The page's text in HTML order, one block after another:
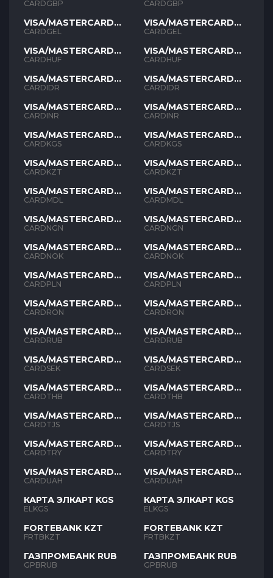
GBP
CARDGBP
VISA/MASTERCARD
GEL
CARDGEL
VISA/MASTERCARD
HUF
CARDHUF
VISA/MASTERCARD
IDR
CARDIDR
VISA/MASTERCARD
INR
CARDINR
VISA/MASTERCARD
KGS
CARDKGS
VISA/MASTERCARD
KZT
CARDKZT
VISA/MASTERCARD
MDL
CARDMDL
VISA/MASTERCARD
NGN
CARDNGN
VISA/MASTERCARD
NOK
CARDNOK
VISA/MASTERCARD
PLN
CARDPLN
VISA/MASTERCARD
RON
CARDRON
VISA/MASTERCARD
RUB
CARDRUB
VISA/MASTERCARD
SEK
CARDSEK
VISA/MASTERCARD
THB
CARDTHB
VISA/MASTERCARD
TJS
CARDTJS
VISA/MASTERCARD
TYR
CARDTRY
VISA/MASTERCARD
UAH
CARDUAH
КАРТА ЭЛКАРТ KGS
ELKGS
FORTEBANK KZT
FRTBKZT
ГАЗПРОМБАНК RUB
GPBRUB
GBP
CARDGBP
VISA/MASTERCARD
GEL
CARDGEL
VISA/MASTERCARD
HUF
CARDHUF
VISA/MASTERCARD
IDR
CARDIDR
VISA/MASTERCARD
INR
CARDINR
VISA/MASTERCARD
KGS
CARDKGS
VISA/MASTERCARD
KZT
CARDKZT
VISA/MASTERCARD
MDL
CARDMDL
VISA/MASTERCARD
NGN
CARDNGN
VISA/MASTERCARD
NOK
CARDNOK
VISA/MASTERCARD
PLN
CARDPLN
VISA/MASTERCARD
RON
CARDRON
VISA/MASTERCARD
RUB
CARDRUB
VISA/MASTERCARD
SEK
CARDSEK
VISA/MASTERCARD
THB
CARDTHB
VISA/MASTERCARD
TJS
CARDTJS
VISA/MASTERCARD
TYR
CARDTRY
VISA/MASTERCARD
UAH
CARDUAH
КАРТА ЭЛКАРТ KGS
ELKGS
FORTEBANK KZT
FRTBKZT
ГАЗПРОМБАНК RUB
GPBRUB